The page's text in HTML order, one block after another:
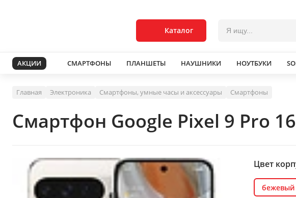
Каталог
АКЦИИ СМАРТФОНЫ ПЛАНШЕТЫ НАУШНИКИ НОУТБУКИ
Главная Электроника Смартфоны, умные часы и аксессуары Смартфоны
Смартфон Google Pixel 9 Pro
Цвет
бежевый